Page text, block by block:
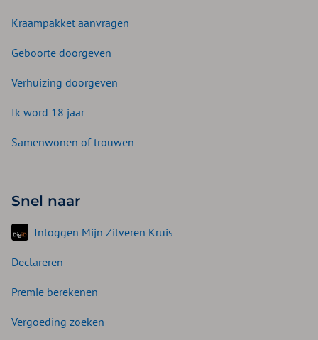
Kraampakket aanvragen
Geboorte doorgeven
Verhuizing doorgeven
Ik word 18 jaar
Samenwonen of trouwen
Snel naar
Inloggen Mijn Zilveren Kruis
Declareren
Premie berekenen
Vergoeding zoeken